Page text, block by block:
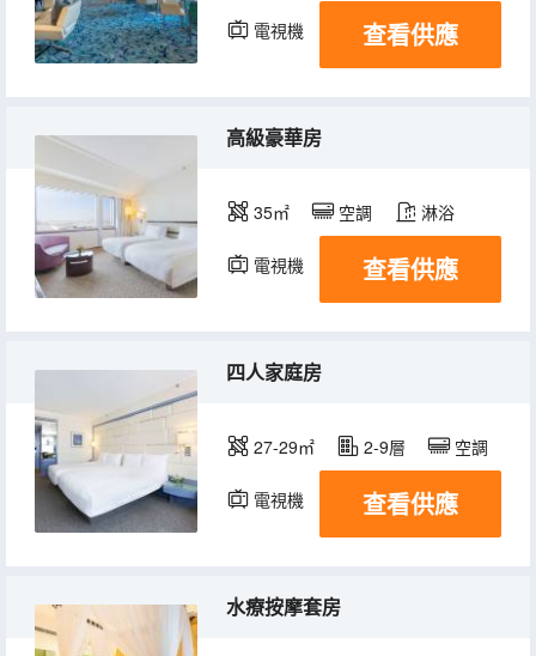
電視機 查看供應
高級豪華房
35㎡ 空調 淋浴
電視機 查看供應
四人家庭房
27-29㎡ 2-9層 空調
電視機 查看供應
水療按摩套房